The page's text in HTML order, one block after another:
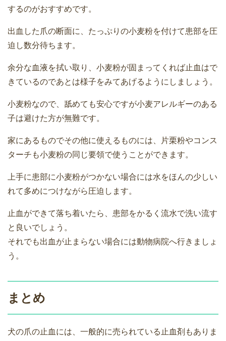
するのがおすすめです。
出血した爪の断面に、たっぷりの小麦粉を付けて患部を圧
迫し数分待ちます。
余分な血液を拭い取り、小麦粉が固まってくれば止血はで
きているのであとは様子をみてあげるようにしましょう。
小麦粉なので、舐めても安心ですが小麦アレルギーのある
子は避けた方が無難です。
家にあるものでその他に使えるものには、片栗粉やコンス
ターチも小麦粉の同じ要領で使うことができます。
上手に患部に小麦粉がつかない場合には水をほんの少しい
れて多めにつけながら圧迫します。
止血ができて落ち着いたら、患部をかるく流水で洗い流す
と良いでしょう。
それでも出血が止まらない場合には動物病院へ行きましょ
う。
まとめ
犬の爪の止血には、一般的に売られている止血剤もありま